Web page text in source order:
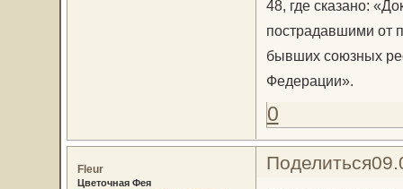
48, где сказано:
пострадавшими от
бывших союзных
Федерации».
0
Поделиться
Fleur
Цветочная Фея